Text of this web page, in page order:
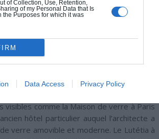
of Collection, Use, Retention,
of my Personal Data that Is
the Purposes for which it was
Data Access Privacy Policy
DE RÉNOVATION RÉUSSIES
dont la plupart sont discrets, car la
visibles comme la Maison de verre à Paris
hôtel particulier auquel l’architecte a
verre amovible et moderne. Le Lutétia à